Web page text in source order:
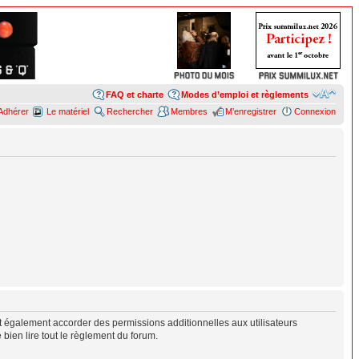
Modes d’emploi et règlements
FAQ et charte
Connexion
M’enregistrer
Membres
Rechercher
Le matériel
accorder des permissions additionnelles aux utilisateurs
lire tout le règlement du forum.